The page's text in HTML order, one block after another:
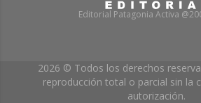
Editorial Patagonia Activa
2026 © Todos los derechos
reproducción total o parcial sin la
autorización.